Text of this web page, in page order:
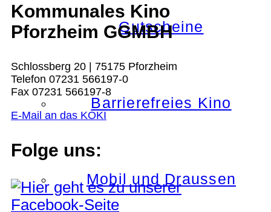
Gutscheine
Barrierefreies Kino
Mobil und Draussen
Kommunales Kino
Pforzheim GGMBH
Schlossberg 20 | 75175 Pforzheim
Telefon 07231 566197-0
Fax 07231 566197-8
E-Mail an das KOKI
Folge uns: